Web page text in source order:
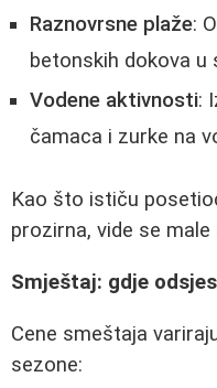
Raznovrsne plaže:
betonskih dokova u
Vodene aktivnosti:
čamaca i zurke na
Kao što ističu
prozirna, vide se
Smještaj: gdje
Cene smeštaja
sezone: